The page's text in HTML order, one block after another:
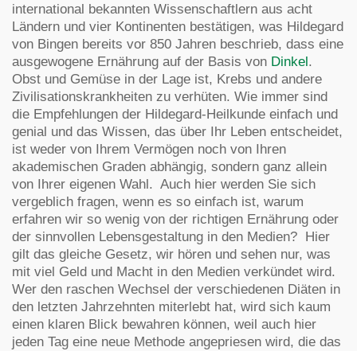
international bekannten Wissenschaftlern aus acht
Ländern und vier Kontinenten bestätigen, was Hildegard
von Bingen bereits vor 850 Jahren beschrieb, dass eine
ausgewogene Ernährung auf der Basis von Dinkel.
Obst und Gemüse in der Lage ist, Krebs und andere
Zivilisationskrankheiten zu verhüten. Wie immer sind
die Empfehlungen der Hildegard-Heilkunde einfach und
genial und das Wissen, das über Ihr Leben entscheidet,
ist weder von Ihrem Vermögen noch von Ihren
akademischen Graden abhängig, sondern ganz allein
von Ihrer eigenen Wahl. Auch hier werden Sie sich
vergeblich fragen, wenn es so einfach ist, warum
erfahren wir so wenig von der richtigen Ernährung oder
der sinnvollen Lebensgestaltung in den Medien? Hier
gilt das gleiche Gesetz, wir hören und sehen nur, was
mit viel Geld und Macht in den Medien verkündet wird.
Wer den raschen Wechsel der verschiedenen Diäten in
den letzten Jahrzehnten miterlebt hat, wird sich kaum
einen klaren Blick bewahren können, weil auch hier
jeden Tag eine neue Methode angepriesen wird, die das